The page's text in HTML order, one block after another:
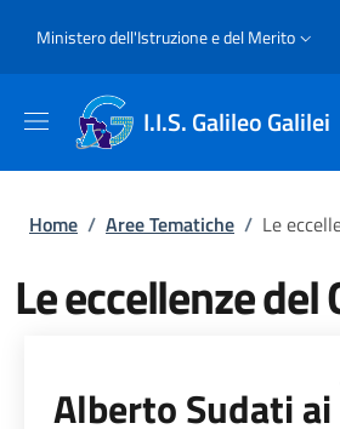
Slim top
Ministero dell'Istruzione e del Merito
I.I.S. Galileo Galilei
Briciole di pane
Home / Aree Tematiche / Le
Le eccellenze del
Alberto Sudati ai